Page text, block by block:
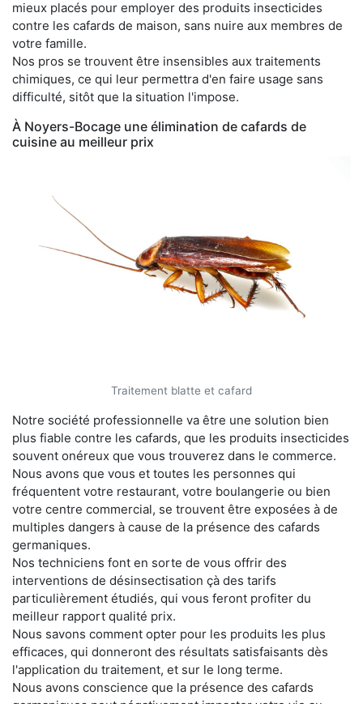
mieux placés pour employer des produits insecticides
contre les cafards de maison, sans nuire aux membres de
votre famille.
Nos pros se trouvent être insensibles aux traitements
chimiques, ce qui leur permettra d'en faire usage sans
difficulté, sitôt que la situation l'impose.
À Noyers-Bocage une élimination de cafards de
cuisine au meilleur prix
Traitement blatte et cafard
Notre société professionnelle va être une solution bien
plus fiable contre les cafards, que les produits insecticides
souvent onéreux que vous trouverez dans le commerce.
Nous avons que vous et toutes les personnes qui
fréquentent votre restaurant, votre boulangerie ou bien
votre centre commercial, se trouvent être exposées à de
multiples dangers à cause de la présence des cafards
germaniques.
Nos techniciens font en sorte de vous offrir des
interventions de désinsectisation çà des tarifs
particulièrement étudiés, qui vous feront profiter du
meilleur rapport qualité prix.
Nous savons comment opter pour les produits les plus
efficaces, qui donneront des résultats satisfaisants dès
l'application du traitement, et sur le long terme.
Nous avons conscience que la présence des cafards